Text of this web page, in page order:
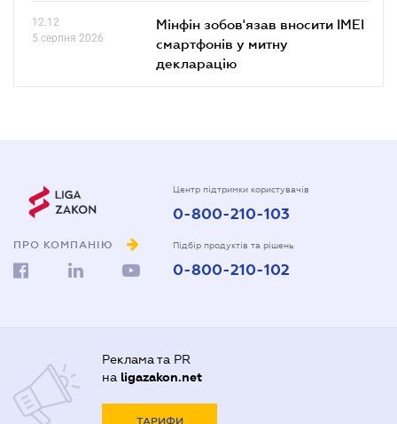
12.12
5 серпня 2026
Мінфін зобов'язав вносити IMEI
смартфонів у митну
декларацію
ПРО КОМПАНІЮ
Центр підтримки користувачів
0-800-210-103
Підбір продуктів та рішень
0-800-210-102
Реклама та PR
на ligazakon.net
ТАРИФИ